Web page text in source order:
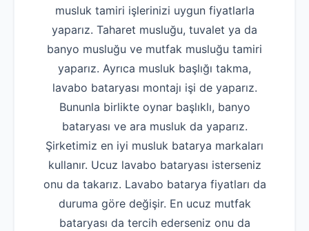
musluk tamiri işlerinizi uygun fiyatlarla
yaparız. Taharet musluğu, tuvalet ya da
banyo musluğu ve mutfak musluğu tamiri
yaparız. Ayrıca musluk başlığı takma,
lavabo bataryası montajı işi de yaparız.
Bununla birlikte oynar başlıklı, banyo
bataryası ve ara musluk da yaparız.
Şirketimiz en iyi musluk batarya markaları
kullanır. Ucuz lavabo bataryası isterseniz
onu da takarız. Lavabo batarya fiyatları da
duruma göre değişir. En ucuz mutfak
bataryası da tercih ederseniz onu da